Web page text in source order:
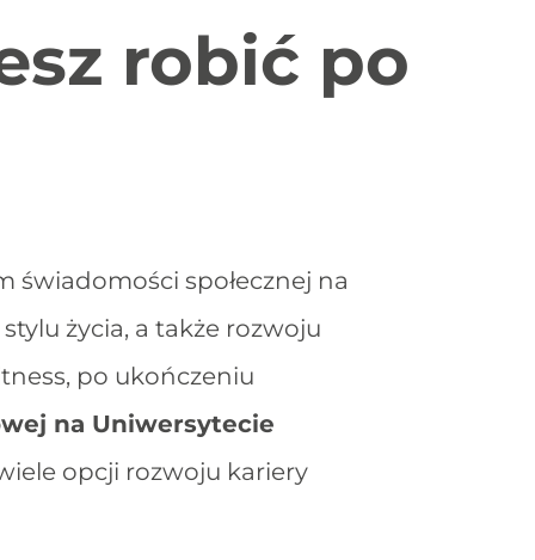
robić po
świadomości społecznej na
życia, a także rozwoju
po ukończeniu
na Uniwersytecie
opcji rozwoju kariery